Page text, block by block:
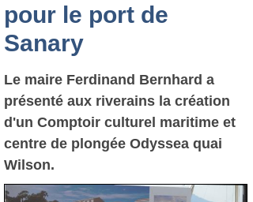
pour le port de
Sanary
Le maire Ferdinand Bernhard a
présenté aux riverains la création
d'un Comptoir culturel maritime et
centre de plongée Odyssea quai
Wilson.